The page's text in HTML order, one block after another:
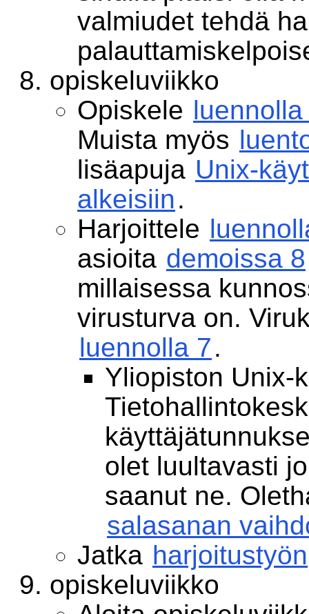
valmiudet tehdä
opiskeluviikko
Opiskele luennolla
Muista myös
lisäapuja Unix-
alkeisiin.
Harjoittele
asioita demoissa 8
millaisessa
virusturva on.
luennolla 7.
Yliopiston Unix-
olet luultavasti
saanut ne.
salasanan
Jatka harjoitustyön
opiskeluviikko